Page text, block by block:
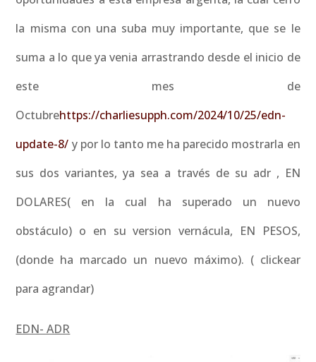
la misma con una suba muy importante, que se le
suma a lo que ya venia arrastrando desde el inicio de
este mes de
Octubrehttps://charliesupph.com/2024/10/25/edn-
update-8/ y por lo tanto me ha parecido mostrarla en
sus dos variantes, ya sea a través de su adr , EN
DOLARES( en la cual ha superado un nuevo
obstáculo) o en su version vernácula, EN PESOS,
(donde ha marcado un nuevo máximo). ( clickear
para agrandar)
EDN- ADR